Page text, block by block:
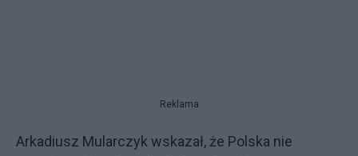
Reklama
Arkadiusz Mularczyk wskazał, że Polska nie